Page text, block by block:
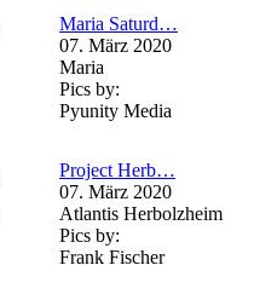
Maria Saturd…
07. März 2020
Maria
Pics by:
Pyunity Media
Project Herb…
07. März 2020
Atlantis Herbolzheim
Pics by:
Frank Fischer